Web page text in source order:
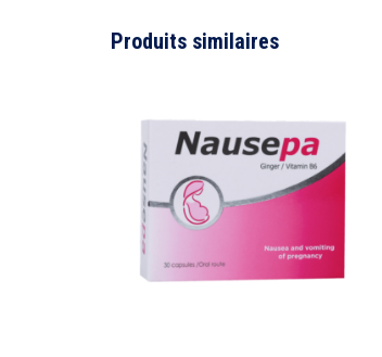
Produits similaires